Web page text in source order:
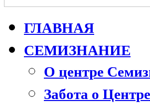
ГЛАВНАЯ
СЕМИЗНАНИЕ
О центре
Забота о Центре